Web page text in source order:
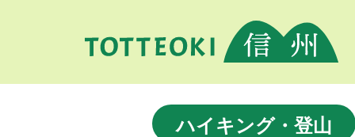
ハイキング・登山